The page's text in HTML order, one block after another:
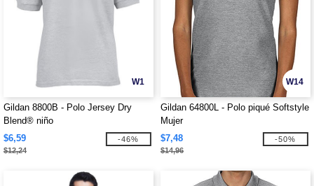
W1
Gildan 8800B - Polo Jersey Dry
Blend® niño
$6,59
$12,24
-46%
W14
Gildan 64800L - Polo piqué Softstyle
Mujer
$7,48
$14,96
-50%